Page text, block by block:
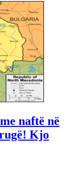
naftë në
Kjo